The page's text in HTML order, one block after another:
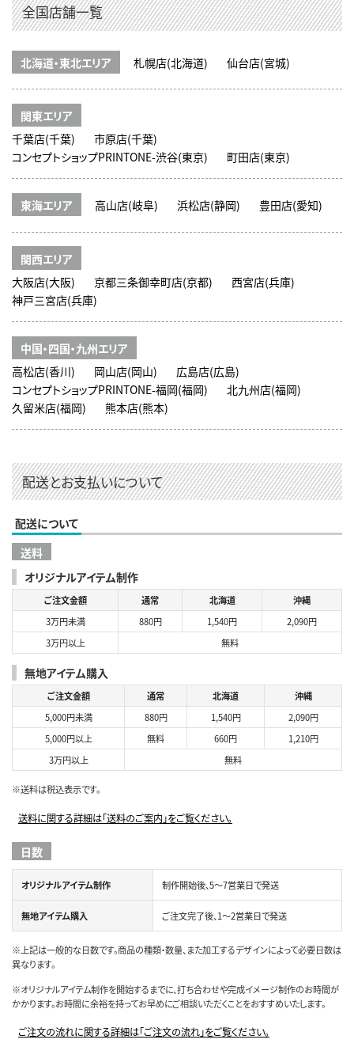
全国店舗一覧
北海道・東北エリア 札幌店(北海道) 仙台店(宮城)
関東エリア
千葉店(千葉)
市原店(千葉)
コンセプトショップPRINTONE-渋谷(東京)
町田店(東京)
東海エリア 高山店(岐阜) 浜松店(静岡) 豊田店(愛知)
関西エリア
大阪店(大阪)
京都三条御幸町店(京都)
西宮店(兵庫)
神戸三宮店(兵庫)
中国・四国・九州エリア
高松店(香川)
岡山店(岡山)
広島店(広島)
コンセプトショップPRINTONE-福岡(福岡)
北九州店(福岡)
久留米店(福岡)
熊本店(熊本)
配送とお支払いについて
配送について
送料
オリジナルアイテム制作
ご注文金額 通常 北海道
沖縄
3万円未満
880円 1,540円
2,090円
3万円以上
無料
無地アイテム購入
ご注文金額 通常 北海道
沖縄
5,000円未満
880円 1,540円
2,090円
5,000円以上
無料 660円
1,210円
3万円以上
無料
※送料は税込表示です。
送料に関する詳細は「送料のご案内」をご覧ください。
日数
オリジナルアイテム制作 制作開始後、5～7営業日で発送
無地アイテム購入 ご注文完了後、1～2営業日で発送
※上記は一般的な日数です。商品の種類・数量、また加工するデザインによって必要日数は
異なります。
※オリジナルアイテム制作を開始するまでに、打ち合わせや完成イメージ制作のお時間が
かかります。お時間に余裕を持ってお早めにご相談いただくことをおすすめいたします。
ご注文の流れに関する詳細は「ご注文の流れ」をご覧ください。